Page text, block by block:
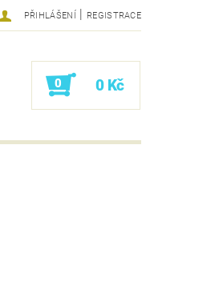
PŘIHLÁŠENÍ | REGISTRACE
0 0 Kč